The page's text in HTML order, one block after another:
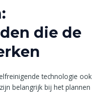
die de
technologie ook
belangrijk bij het plannen